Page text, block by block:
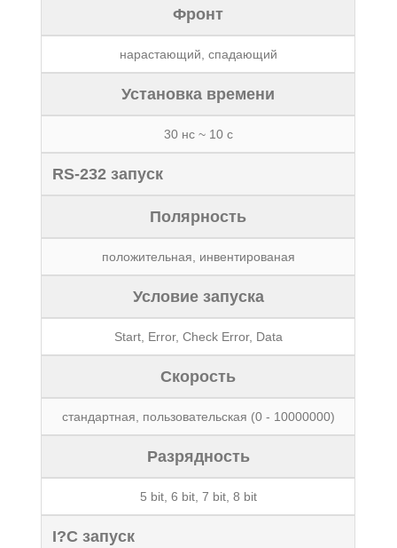
Фронт
нарастающий, спадающий
Установка времени
30 нс ~ 10 с
RS-232 запуск
Полярность
положительная, инвентированая
Условие запуска
Start, Error, Check Error, Data
Скорость
стандартная, пользовательская (0 - 10000000)
Разрядность
5 bit, 6 bit, 7 bit, 8 bit
I?C запуск